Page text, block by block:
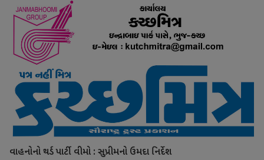
વાહનોનો થર્ડ પાર્ટી વીમો : સુપ્રીમનો ઉમદા નિર્દેશ